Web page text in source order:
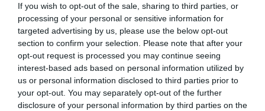
If you wish to opt-out of the sale, sharing to third parties, or
processing of your personal or sensitive information for
targeted advertising by us, please use the below opt-out
section to confirm your selection. Please note that after your
opt-out request is processed you may continue seeing
interest-based ads based on personal information utilized by
us or personal information disclosed to third parties prior to
your opt-out. You may separately opt-out of the further
disclosure of your personal information by third parties on the
Βοηθός Σκηνογράφος:Ελπίδα Δαλιάνη
Διεύθυνση παραγωγής:Λαμπρίνα
Καραγιαννίδου
Επικοινωνία – Γραφείο Τύπου:Μαρία Τσολάκη
Social Media – Διαφήμιση:Renegade Media,
Βασίλης Ζαρκαδούλας
Παραγωγή:ΤΕΧΝΗΧΩΡΟΣ